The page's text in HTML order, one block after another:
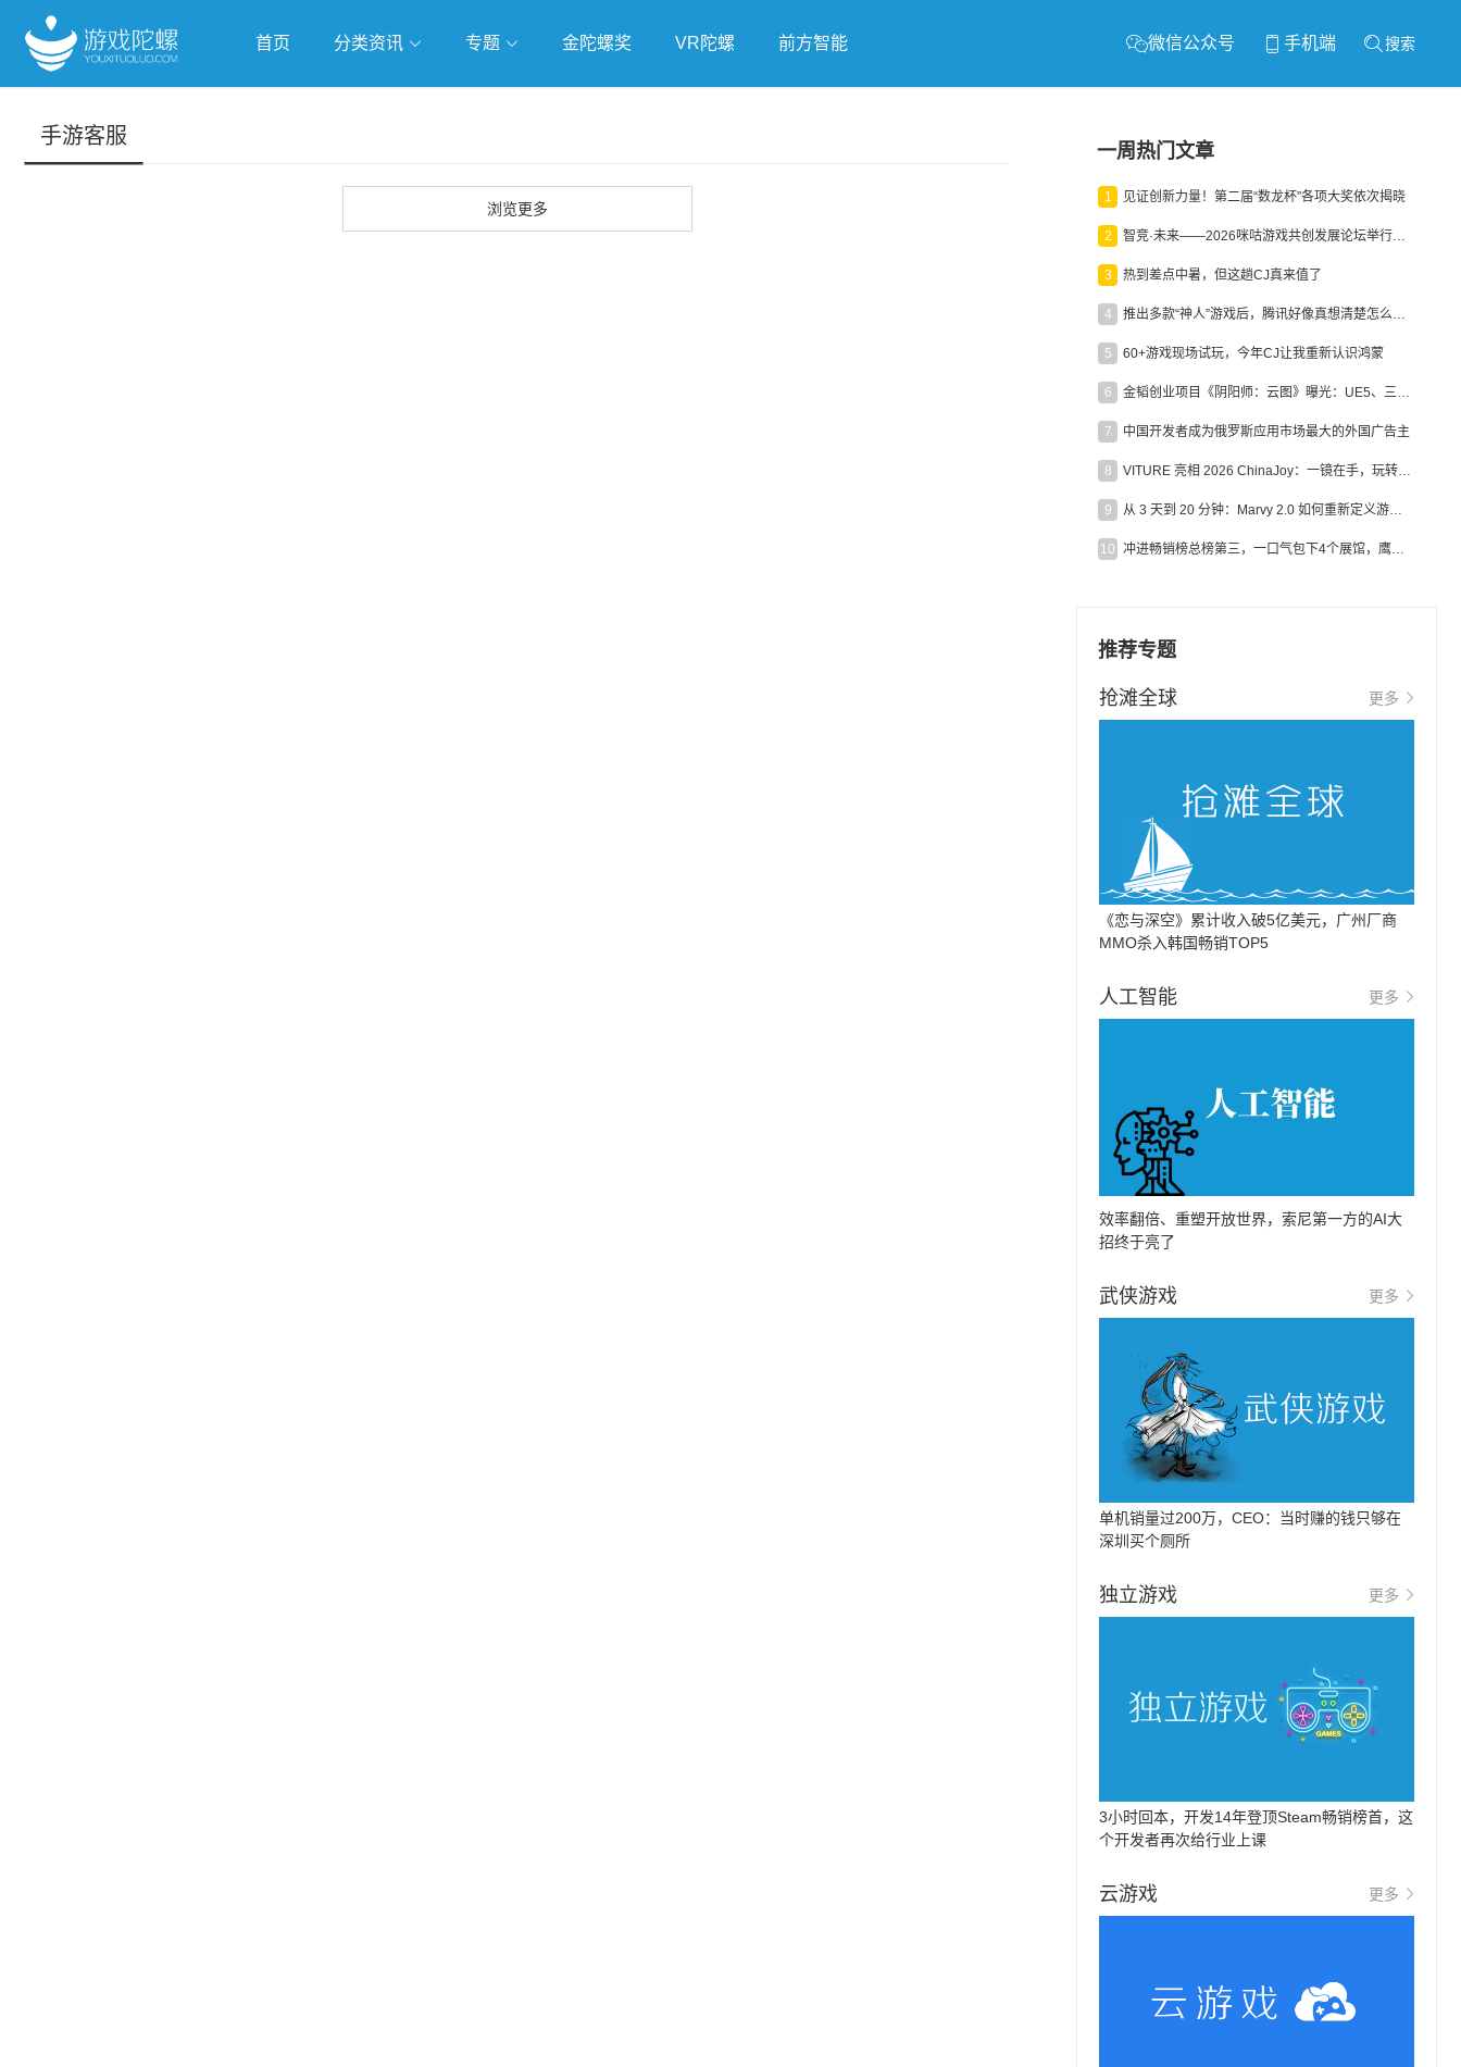
首页 分类资讯 专题 金陀螺奖 VR陀螺 前方智能 微信公众号 手机端 搜索
手游客服
浏览更多
一周热门文章
1 见证创新力量！第二届“数龙杯”各项大奖依次揭晓
2 智竞·未来——2026咪咕游戏共创发展论坛举行：聚力精品内容、AI创作与电竞生态，共建高品质益智健康游戏社区
3 热到差点中暑，但这趟CJ真来值了
4 推出多款“神人”游戏后，腾讯好像真想清楚怎么做二次元了
5 60+游戏现场试玩，今年CJ让我重新认识鸿蒙
6 金韬创业项目《阴阳师：云图》曝光：UE5、三端互通、ARPG
7 中国开发者成为俄罗斯应用市场最大的外国广告主
8 VITURE 亮相 2026 ChinaJoy：一镜在手，玩转全场！
9 从 3 天到 20 分钟：Marvy 2.0 如何重新定义游戏出海营销效率？
10 冲进畅销榜总榜第三，一口气包下4个展馆，鹰角把嘉年华做爆了
推荐专题
抢滩全球 更多
《恋与深空》累计收入破5亿美元，广州厂商
MMO杀入韩国畅销TOP5
人工智能 更多
效率翻倍、重塑开放世界，索尼第一方的AI大
招终于亮了
武侠游戏 更多
单机销量过200万，CEO：当时赚的钱只够在
深圳买个厕所
独立游戏 更多
3小时回本，开发14年登顶Steam畅销榜首，这
个开发者再次给行业上课
云游戏 更多